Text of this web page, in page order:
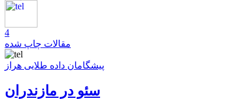
4
مقالات چاپ شده
پیشگامان داده طلایی هراز
سئو در مازندران